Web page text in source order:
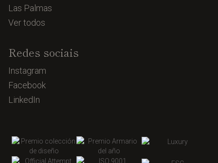
Las Palmas
Ver todos
Redes sociais
Instagram
Facebook
LinkedIn